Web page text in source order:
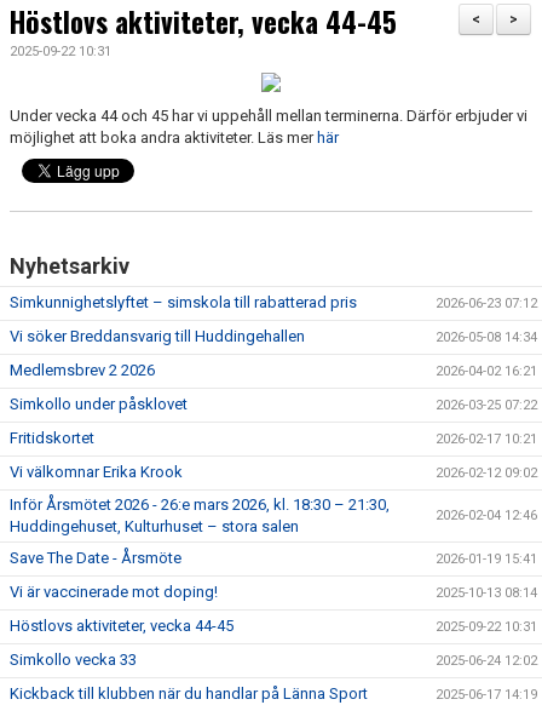
KONTAKTA OSS
>
<
Höstlovs aktiviteter, vecka 44-45
2025-09-22 10:31
Under vecka 44 och 45 har vi uppehåll mellan terminerna. Därför erbjuder vi
möjlighet att boka andra aktiviteter. Läs mer här
Nyhetsarkiv
Simkunnighetslyftet – simskola till rabatterad pris 2026-06-23 07:12
Vi söker Breddansvarig till Huddingehallen 2026-05-08 14:34
Medlemsbrev 2 2026 2026-04-02 16:21
Simkollo under påsklovet 2026-03-25 07:22
Fritidskortet 2026-02-17 10:21
Vi välkomnar Erika Krook 2026-02-12 09:02
Inför Årsmötet 2026 - 26:e mars 2026, kl. 18:30 – 21:30,
Huddingehuset, Kulturhuset – stora salen
2026-02-04 12:46
Save The Date - Årsmöte 2026-01-19 15:41
Vi är vaccinerade mot doping! 2025-10-13 08:14
Höstlovs aktiviteter, vecka 44-45 2025-09-22 10:31
Simkollo vecka 33 2025-06-24 12:02
Kickback till klubben när du handlar på Länna Sport 2025-06-17 14:19